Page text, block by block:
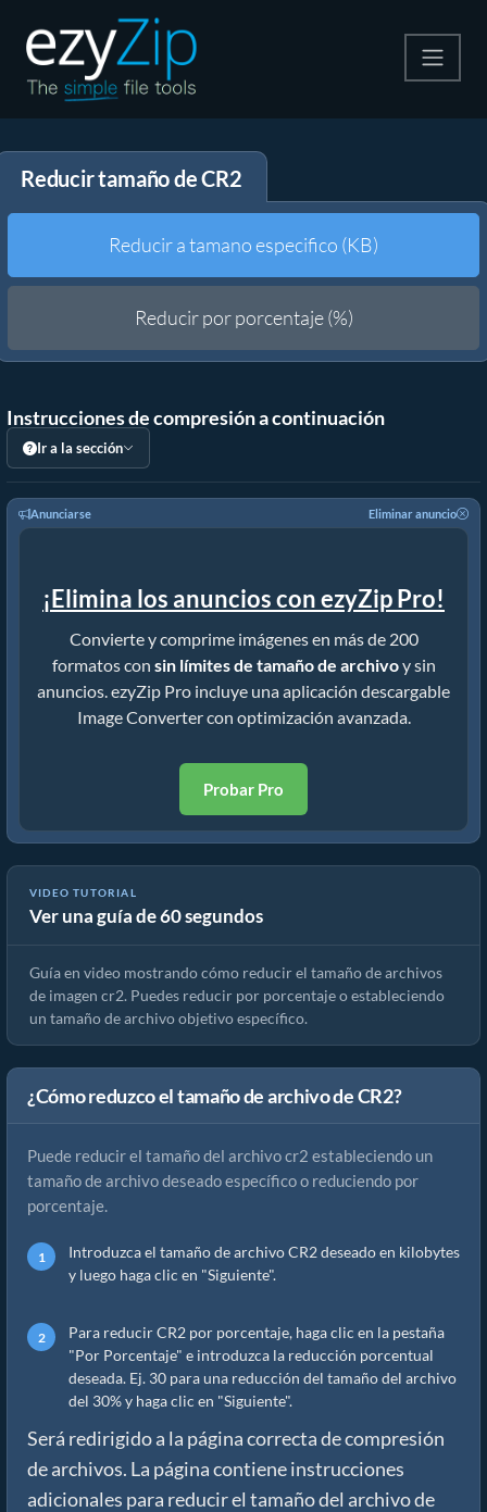
Descomprime
Otras herramientas
Reducir tamaño de CR2
Reducir a tamano especifico (KB)
Reducir por porcentaje (%)
Instrucciones de compresión a continuación
Ir a la sección
Anunciarse Eliminar anuncio
¡Elimina los anuncios con ezyZip Pro!
Convierte y comprime imágenes en más de 200
formatos con sin límites de tamaño de archivoy sin
anuncios. ezyZip Pro incluye una aplicación descargable
Image Converter con optimización avanzada.
Probar Pro
VIDEO TUTORIAL
Ver una guía de 60 segundos
Guía de Compresor de Imágenes | Reducir Tamaño de Archivos cr2
Guía en video mostrando cómo reducir el tamaño de archivos
de imagen cr2. Puedes reducir por porcentaje o estableciendo
un tamaño de archivo objetivo específico.
¿Cómo reduzco el tamaño de archivo de CR2?
Puede reducir el tamaño del archivo cr2 estableciendo un
tamaño de archivo deseado específico o reduciendo por
porcentaje.
Introduzca el tamaño de archivo CR2 deseado en kilobytes
y luego haga clic en "Siguiente".
Para reducir CR2 por porcentaje, haga clic en la pestaña
"Por Porcentaje" e introduzca la reducción porcentual
deseada. Ej. 30 para una reducción del tamaño del archivo
del 30% y haga clic en "Siguiente".
Será redirigido a la página correcta de compresión
de archivos. La página contiene instrucciones
adicionales para reducir el tamaño del archivo de